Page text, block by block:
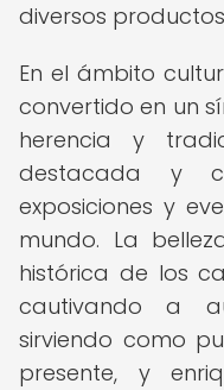
diversos
En el ámbito
convertido en un
herencia y
destacada y
exposiciones y
mundo. La
histórica de los
cautivando a
sirviendo como
presente, y